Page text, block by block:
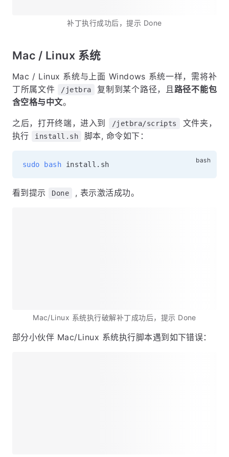
补丁执行成功后，提示 Done
Mac / Linux 系统
Mac / Linux 系统与上面 Windows 系统一样，需将补
丁所属文件
/jetbra 复制到某个路径，且路径不能包
含空格与中文。
之后，打开终端，进入到 /jetbra/scripts
文件夹，
执行
install.sh 脚本, 命令如下：
sudo bash
看到提示 Done , 表示激活成功。
Mac/Linux 系统执行破解补丁成功后，提示 Done
部分小伙伴 Mac/Linux 系统执行脚本遇到如下错误：